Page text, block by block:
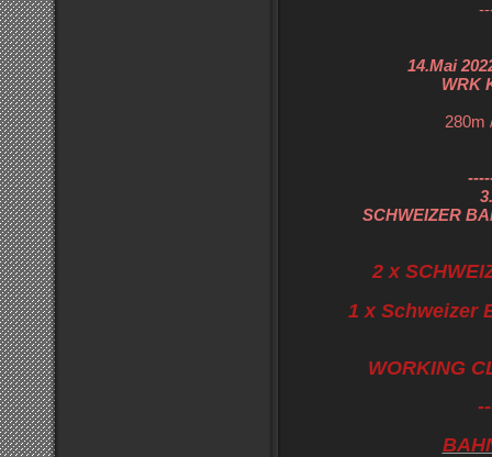
14.Mai
WRK
280m
SCHWEIZER
2 x
1 x Schweizer
WORKING